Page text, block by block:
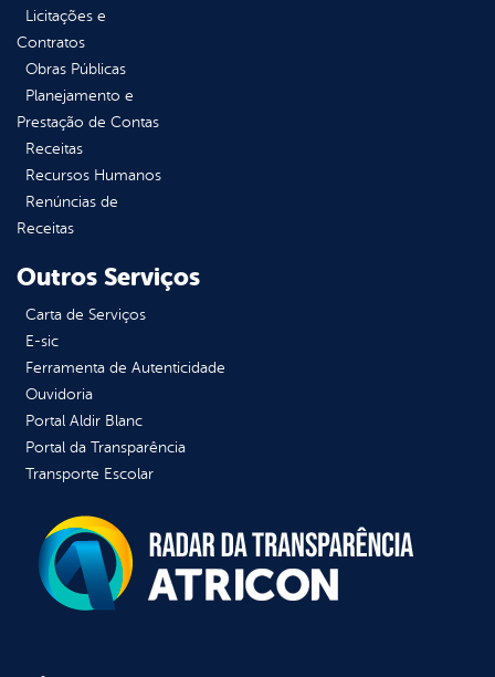
Licitações e
Contratos
Obras Públicas
Planejamento e
Prestação de Contas
Receitas
Recursos Humanos
Renúncias de
Receitas
Outros Serviços
Carta de Serviços
E-sic
Ferramenta de Autenticidade
Ouvidoria
Portal Aldir Blanc
Portal da Transparência
Transporte Escolar